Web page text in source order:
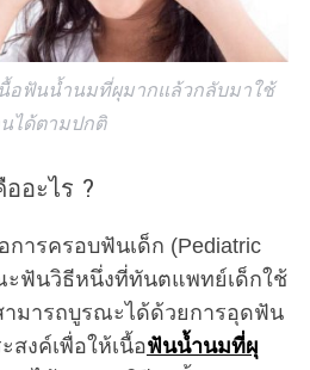
อฟันน้ำนมที่ผุมากแล้วกลับมาใช้
นได้ตามปกติ
อะไร ?
ารครอบฟันเด็ก (Pediatric
ะฟันวิธีหนึ่งที่ทันตแพทย์เด็กใช้
มารถบูรณะได้ด้วยการอุดฟัน
งค์เพื่อให้เนื้อฟันน้ำนมที่ผุ